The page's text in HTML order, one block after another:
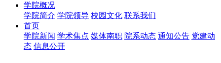
学院概况
学院简介 学院领导 校园文化 联系我们
首页
学院新闻 学术焦点 媒体南职 院系动态 通知公告 党建动
态 信息公开